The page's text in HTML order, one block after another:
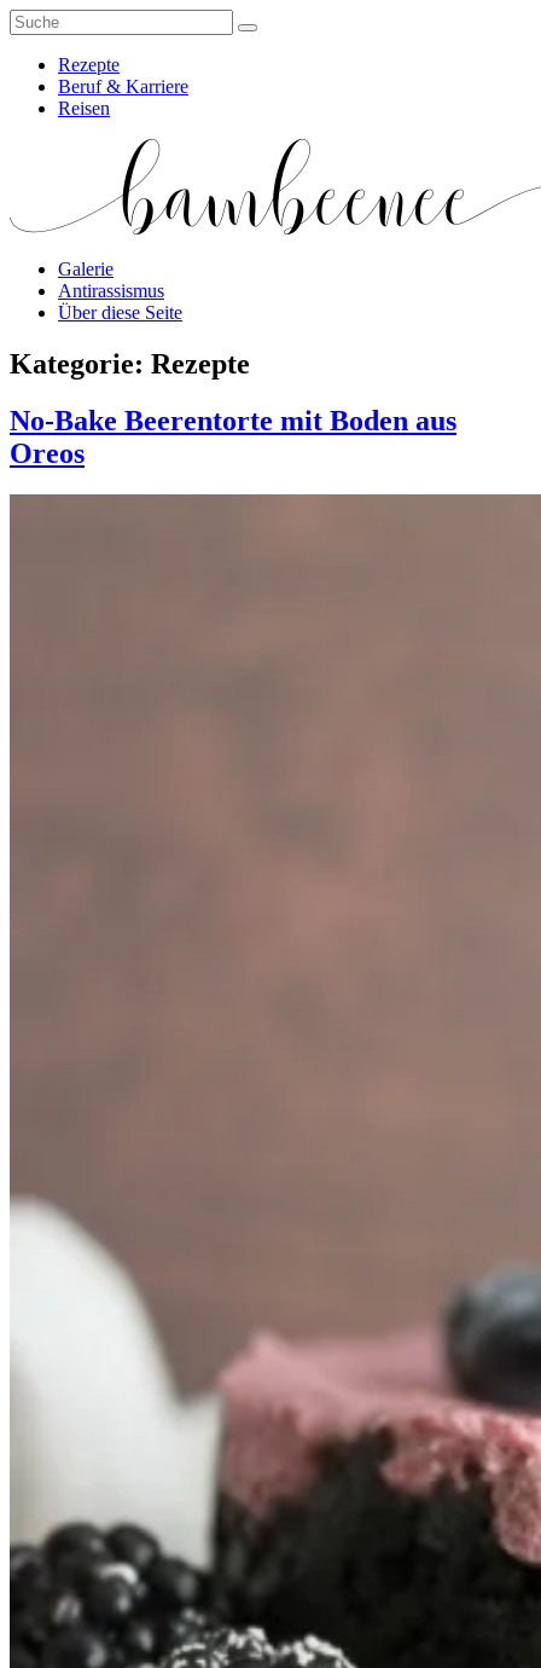
Rezepte
Beruf & Karriere
Reisen
Galerie
Antirassismus
Über diese Seite
Kategorie: Rezepte
No-Bake Beerentorte mit Boden aus
Oreos